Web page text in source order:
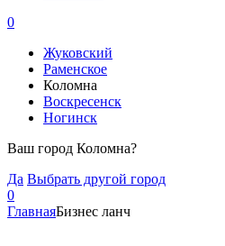
0
Жуковский
Раменское
Коломна
Воскресенск
Ногинск
Ваш город Коломна?
Да Выбрать другой город
0
ГлавнаяБизнес ланч